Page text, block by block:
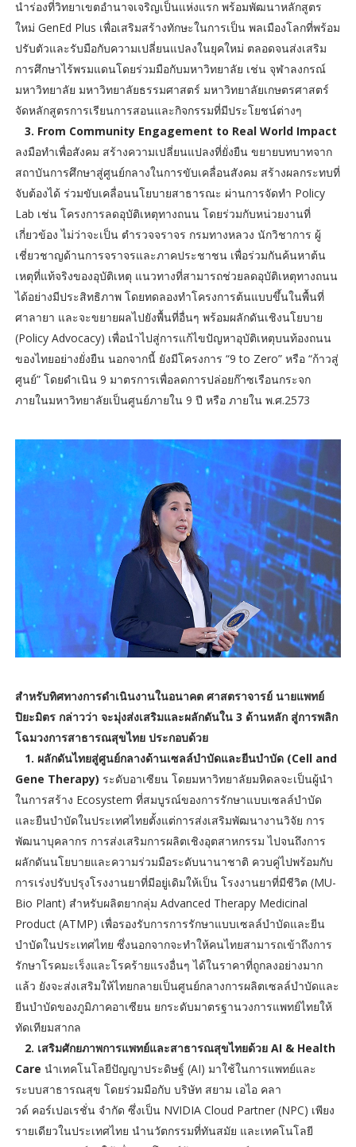
นำร่องที่วิทยาเขตอำนาจเจริญเป็นแห่งแรก พร้อมพัฒนาหลักสูตร
ใหม่ GenEd Plus เพื่อเสริมสร้างทักษะในการเป็น พลเมืองโลกที่พร้อม
ปรับตัวและรับมือกับความเปลี่ยนแปลงในยุคใหม่ ตลอดจนส่งเสริม
การศึกษาไร้พรมแดนโดยร่วมมือกับมหาวิทยาลัย เช่น จุฬาลงกรณ์
มหาวิทยาลัย มหาวิทยาลัยธรรมศาสตร์ มหาวิทยาลัยเกษตรศาสตร์
จัดหลักสูตรการเรียนการสอนและกิจกรรมที่มีประโยชน์ต่างๆ
3. From Community Engagement to Real World Impact
ลงมือทำเพื่อสังคม สร้างความเปลี่ยนแปลงที่ยั่งยืน ขยายบทบาทจาก
สถาบันการศึกษาสู่ศูนย์กลางในการขับเคลื่อนสังคม สร้างผลกระทบที่
จับต้องได้ ร่วมขับเคลื่อนนโยบายสาธารณะ ผ่านการจัดทำ Policy
Lab เช่น โครงการลดอุบัติเหตุทางถนน โดยร่วมกับหน่วยงานที่
เกี่ยวข้อง ไม่ว่าจะเป็น ตำรวจจราจร กรมทางหลวง นักวิชาการ ผู้
เชี่ยวชาญด้านการจราจรและภาคประชาชน เพื่อร่วมกันค้นหาต้น
เหตุที่แท้จริงของอุบัติเหตุ แนวทางที่สามารถช่วยลดอุบัติเหตุทางถนน
ได้อย่างมีประสิทธิภาพ โดยทดลองทำโครงการต้นแบบขึ้นในพื้นที่
ศาลายา และจะขยายผลไปยังพื้นที่อื่นๆ พร้อมผลักดันเชิงนโยบาย
(Policy Advocacy) เพื่อนำไปสู่การแก้ไขปัญหาอุบัติเหตุบนท้องถนน
ของไทยอย่างยั่งยืน นอกจากนี้ ยังมีโครงการ “9 to Zero” หรือ “ก้าวสู่
ศูนย์” โดยดำเนิน 9 มาตรการเพื่อลดการปล่อยก๊าซเรือนกระจก
ภายในมหาวิทยาลัยเป็นศูนย์ภายใน 9 ปี หรือ ภายใน พ.ศ.2573
สำหรับทิศทางการดำเนินงานในอนาคต ศาสตราจารย์ นายแพทย์
ปิยะมิตร กล่าวว่า จะมุ่งส่งเสริมและผลักดันใน 3 ด้านหลัก สู่การพลิก
โฉมวงการสาธารณสุขไทย ประกอบด้วย
1. ผลักดันไทยสู่ศูนย์กลางด้านเซลล์บำบัดและยีนบำบัด (Cell and
Gene Therapy) ระดับอาเซียน โดยมหาวิทยาลัยมหิดลจะเป็นผู้นำ
ในการสร้าง Ecosystem ที่สมบูรณ์ของการรักษาแบบเซลล์บำบัด
และยืนบำบัดในประเทศไทยตั้งแต่การส่งเสริมพัฒนางานวิจัย การ
พัฒนาบุคลากร การส่งเสริมการผลิตเชิงอุตสาหกรรม ไปจนถึงการ
ผลักดันนโยบายและความร่วมมือระดับนานาชาติ ควบคู่ไปพร้อมกับ
การเร่งปรับปรุงโรงงานยาที่มีอยู่เดิมให้เป็น โรงงานยาที่มีชีวิต (MU-
Bio Plant) สำหรับผลิตยากลุ่ม Advanced Therapy Medicinal
Product (ATMP) เพื่อรองรับการการรักษาแบบเซลล์บำบัดและยีน
บำบัดในประเทศไทย ซึ่งนอกจากจะทำให้คนไทยสามารถเข้าถึงการ
รักษาโรคมะเร็งและโรคร้ายแรงอื่นๆ ได้ในราคาที่ถูกลงอย่างมาก
แล้ว ยังจะส่งเสริมให้ไทยกลายเป็นศูนย์กลางการผลิตเซลล์บำบัดและ
ยีนบำบัดของภูมิภาคอาเซียน ยกระดับมาตรฐานวงการแพทย์ไทยให้
ทัดเทียมสากล
2. เสริมศักยภาพการแพทย์และสาธารณสุขไทยด้วย AI & Health
Care นำเทคโนโลยีปัญญาประดิษฐ์ (AI) มาใช้ในการแพทย์และ
ระบบสาธารณสุข โดยร่วมมือกับ บริษัท สยาม เอไอ คลา
วด์ คอร์เปอเรชั่น จำกัด ซึ่งเป็น NVIDIA Cloud Partner (NPC) เพียง
รายเดียวในประเทศไทย นำนวัตกรรมที่ทันสมัย และเทคโนโลยี